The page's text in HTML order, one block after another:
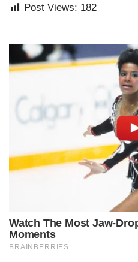
Post Views: 182